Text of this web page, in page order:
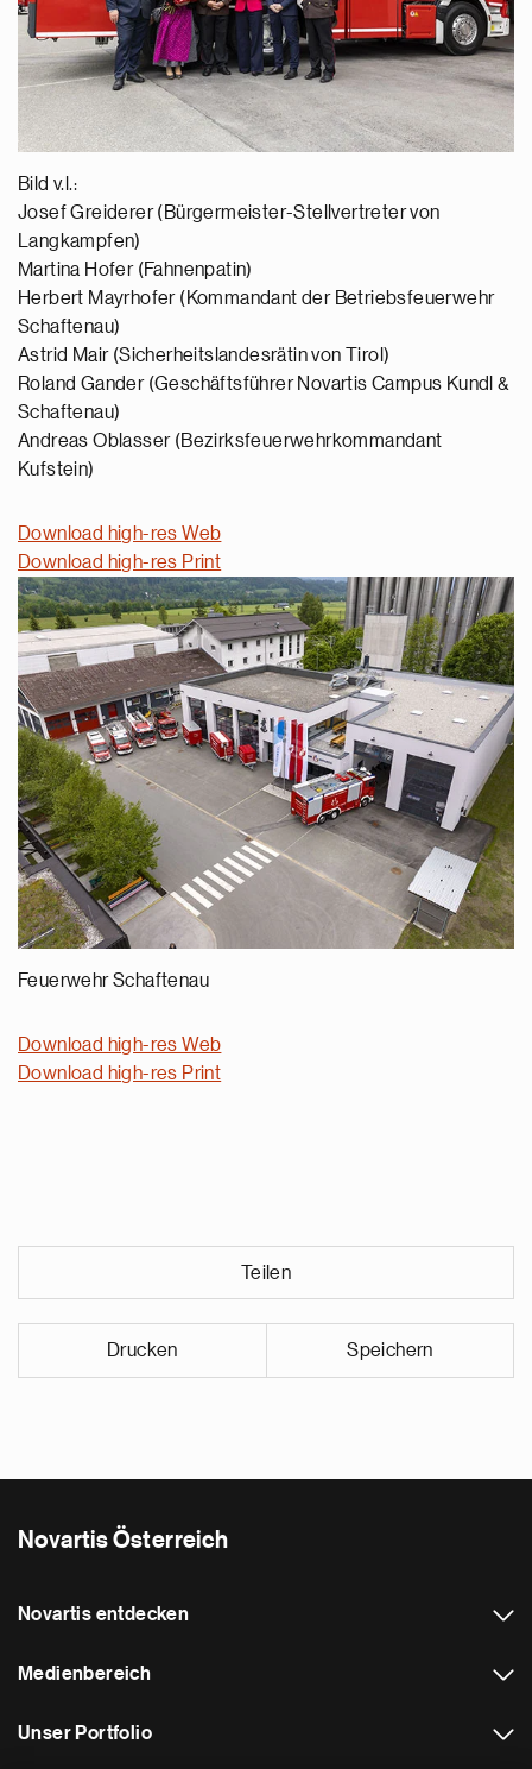
Bild v.l.:
Josef Greiderer (Bürgermeister-Stellvertreter von
Langkampfen)
Martina Hofer (Fahnenpatin)
Herbert Mayrhofer (Kommandant der Betriebsfeuerwehr
Schaftenau)
Astrid Mair (Sicherheitslandesrätin von Tirol)
Roland Gander (Geschäftsführer Novartis Campus Kundl &
Schaftenau)
Andreas Oblasser (Bezirksfeuerwehrkommandant
Kufstein)
Download high-res Web
Download high-res Print
Feuerwehr Schaftenau
Download high-res Web
Download high-res Print
Teilen
Drucken Speichern
Novartis Österreich
Novartis entdecken
Medienbereich
Unser Portfolio